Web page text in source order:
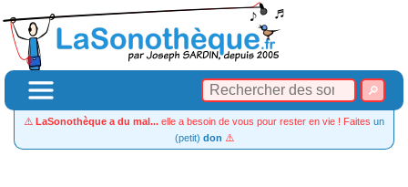
⚠️ LaSonothèque a du mal... elle a besoin de vous pour rester en vie ! Faites un
(petit) don ⚠️